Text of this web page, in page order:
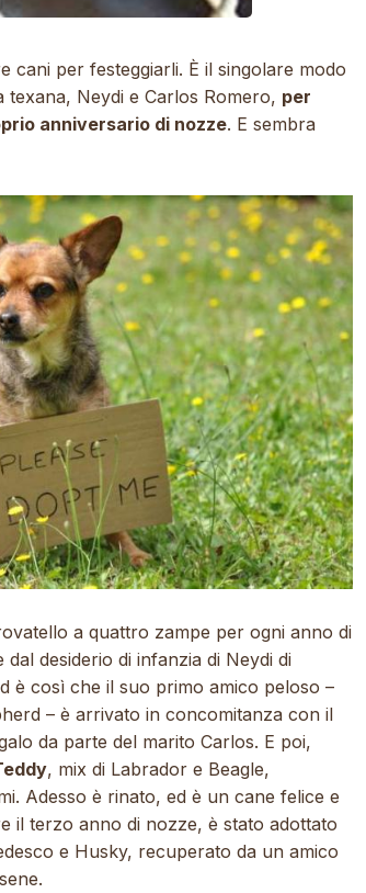
cani per festeggiarli. È il singolare modo
Neydi e Carlos Romero, per
anniversario di nozze. E sembra
a quattro zampe per ogni anno di
desiderio di infanzia di Neydi di
è così che il suo primo amico peloso –
– è arrivato in concomitanza con il
da parte del marito Carlos. E poi,
, mix di Labrador e Beagle,
Adesso è rinato, ed è un cane felice e
il terzo anno di nozze, è stato adottato
e Husky, recuperato da un amico